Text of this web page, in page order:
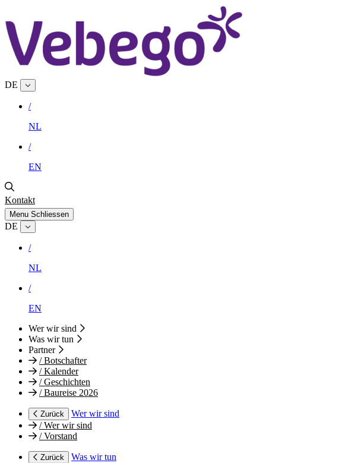
DE
/
NL
/
EN
Kontakt
Menu Schliessen
DE
/
NL
/
EN
Wer wir sind
Was wir tun
Partner
/Botschafter
/Kalender
/Geschichten
/Baureise 2026
Zurück
Wer wir sind
/Wer wir sind
/Vorstand
Zurück
Was wir tun